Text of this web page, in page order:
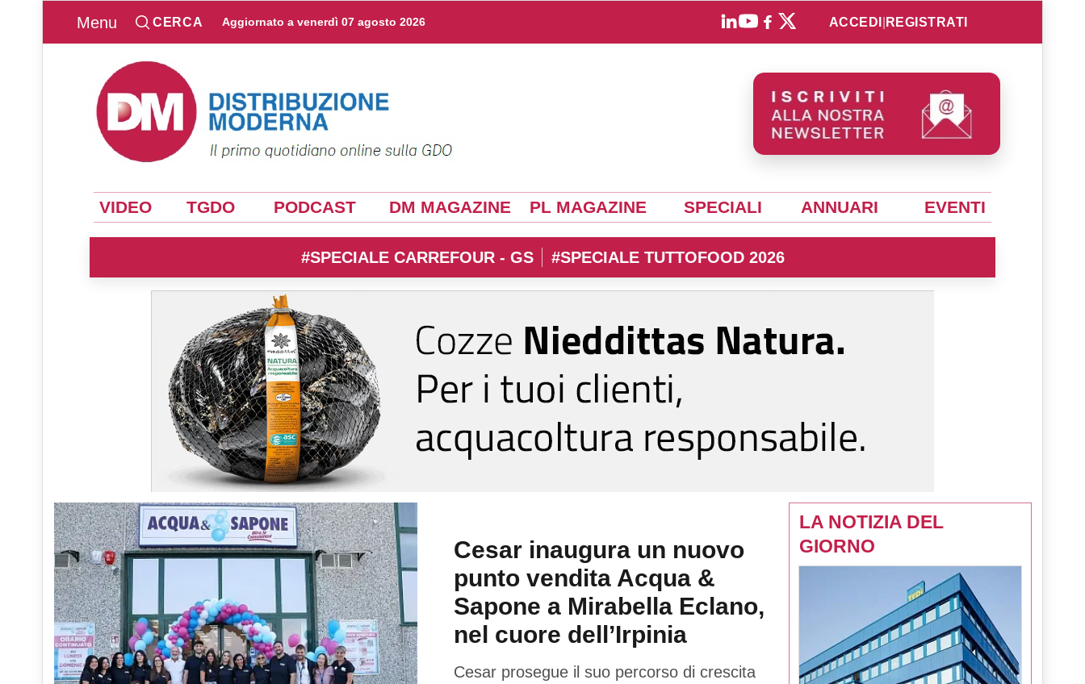
Menu CERCA Aggiornato a venerdì 07 agosto 2026 ACCEDI REGISTRATI
VIDEO TGDO PODCAST DM MAGAZINE PL MAGAZINE SPECIALI ANNUARI EVENTI
#SPECIALE CARREFOUR - GS #SPECIALE TUTTOFOOD 2026
Cesar inaugura un nuovo
punto vendita Acqua &
Sapone a Mirabella Eclano,
nel cuore dell’Irpinia
Cesar prosegue il suo percorso di crescita
LA NOTIZIA DEL
GIORNO